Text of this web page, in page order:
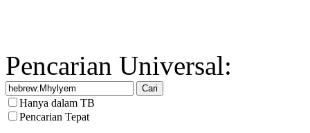
Pencarian Universal:
Hanya dalam TB
Pencarian Tepat